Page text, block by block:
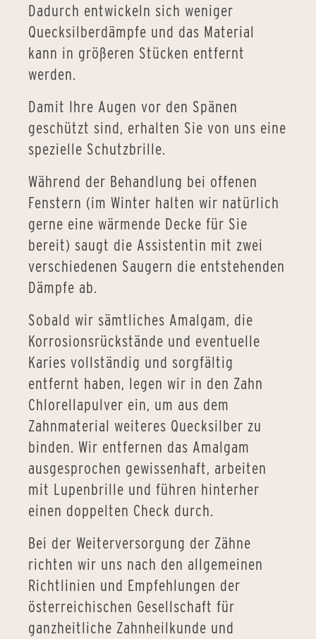
Dadurch entwickeln sich weniger
Quecksilberdämpfe und das Material
kann in größeren Stücken entfernt
werden.
Damit Ihre Augen vor den Spänen
geschützt sind, erhalten Sie von uns eine
spezielle Schutzbrille.
Während der Behandlung bei offenen
Fenstern (im Winter halten wir natürlich
gerne eine wärmende Decke für Sie
bereit) saugt die Assistentin mit zwei
verschiedenen Saugern die entstehenden
Dämpfe ab.
Sobald wir sämtliches Amalgam, die
Korrosionsrückstände und eventuelle
Karies vollständig und sorgfältig
entfernt haben, legen wir in den Zahn
Chlorellapulver ein, um aus dem
Zahnmaterial weiteres Quecksilber zu
binden. Wir entfernen das Amalgam
ausgesprochen gewissenhaft, arbeiten
mit Lupenbrille und führen hinterher
einen doppelten Check durch.
Bei der Weiterversorgung der Zähne
richten wir uns nach den allgemeinen
Richtlinien und Empfehlungen der
österreichischen Gesellschaft für
ganzheitliche Zahnheilkunde und